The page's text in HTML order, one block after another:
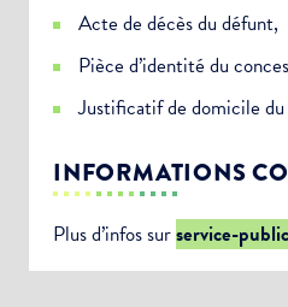
Acte de décès du défunt,
Pièce d’identité du
Justificatif de domicile du
INFORMATIONS
Plus d’infos surservice-